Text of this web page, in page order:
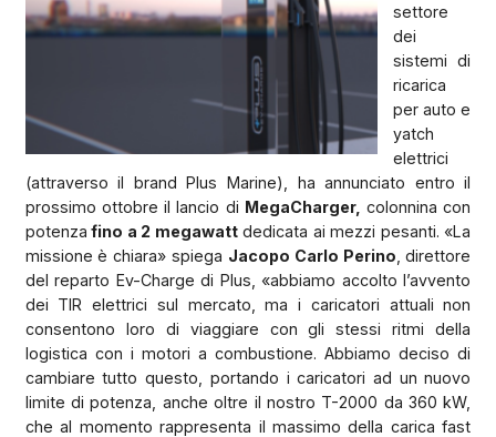
settore
dei
sistemi di
ricarica
per auto e
yatch
elettrici
(attraverso il brand Plus Marine), ha annunciato entro il
prossimo ottobre il lancio di MegaCharger, colonnina con
potenza fino a 2 megawattdedicata ai mezzi pesanti. «La
missione è chiara» spiega Jacopo Carlo Perino , direttore
del reparto Ev-Charge di Plus, «abbiamo accolto l’avvento
dei TIR elettrici sul mercato, ma i caricatori attuali non
consentono loro di viaggiare con gli stessi ritmi della
logistica con i motori a combustione. Abbiamo deciso di
cambiare tutto questo, portando i caricatori ad un nuovo
limite di potenza, anche oltre il nostro T-2000 da 360 kW,
che al momento rappresenta il massimo della carica fast